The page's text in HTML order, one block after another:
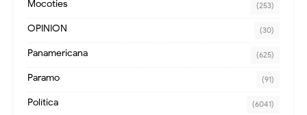
Mocoties (253)
OPINION (30)
Panamericana (625)
Paramo (91)
Política (6041)